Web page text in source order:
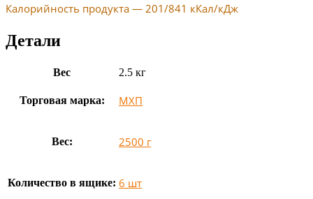
Калорийность продукта — 201/841 кКал/кДж
Детали
Вес 2.5 кг
Торговая марка: МХП
Вес: 2500 г
Количество в ящике: 6 шт